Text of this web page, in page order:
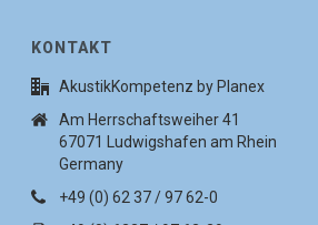
KONTAKT
AkustikKompetenz by Planex
Am Herrschaftsweiher 41
67071 Ludwigshafen am Rhein
Germany
+49 (0) 62 37 / 97 62-0